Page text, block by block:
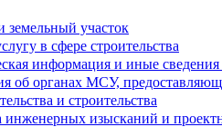
земельный участок
в сфере строительства
информация и иные сведения
об органах МСУ,
и строительства
инженерных изысканий и